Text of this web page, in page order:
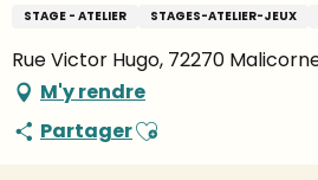
STAGE - ATELIER STAGES-ATELIER-JEUX
Rue Victor Hugo, 72270
M'y rendre
PartagerAjouter aux favoris